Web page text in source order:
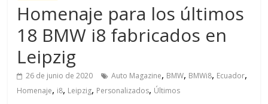
Homenaje para los últimos
18 BMW i8 fabricados en
Leipzig
26 de junio de 2020 Auto Magazine, BMW, BMWi8, Ecuador,
Homenaje, i8, Leipzig, Personalizados, Últimos